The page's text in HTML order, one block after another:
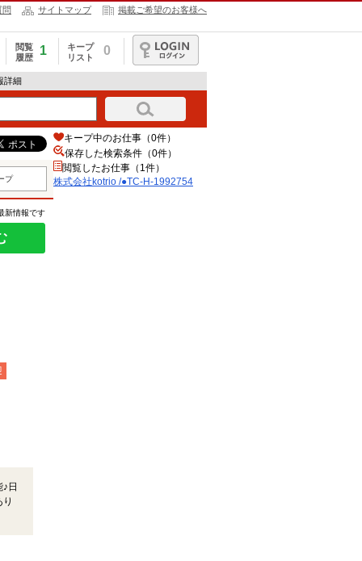
問 サイトマップ 掲載ご希望のお客様へ
閲覧
履歴
1
キープ
リスト
0
ログイン
詳細
プ
新情報です
日
キープ中のお仕事（0件）
保存した検索条件（0件）
閲覧したお仕事（1件）
株式会社kotrio /●TC-H-1992754